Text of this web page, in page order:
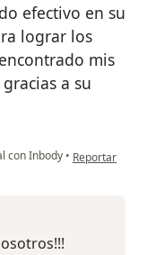
efectivo en su
lograr los
mis
a su
con Inbody • en opinión del
Reportar